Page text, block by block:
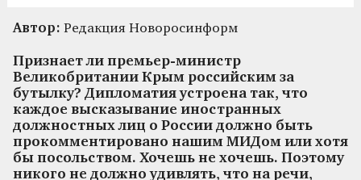
Автор: Редакция Новоросинформ
Признает ли премьер-министр
Великобритании Крым российским за
бутылку? Дипломатия устроена так, что
каждое высказывание иностранных
должностных лиц о России должно быть
прокомментировано нашим МИДом или хотя
бы посольством. Хочешь не хочешь. Поэтому
никого не должно удивлять, что на речи,